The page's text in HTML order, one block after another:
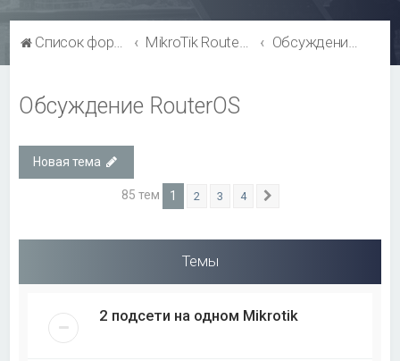
Список форумов MikroTik RouterOS Обсуждение RouterOS
Обсуждение RouterOS
Новая тема
85 тем 1 2 3 4
Темы
2 подсети на одном Mikrotik